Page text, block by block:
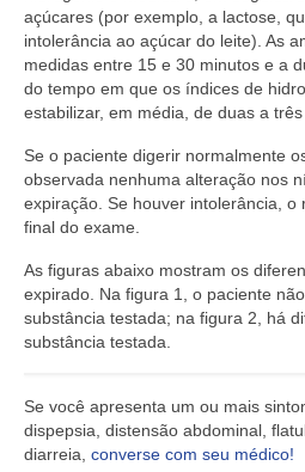
açúcares (por exemplo, a lactose,
intolerância ao açúcar do leite). As
medidas entre 15 e 30 minutos e a
do tempo em que os índices de
estabilizar, em média, de duas a
Se o paciente digerir normalmente
observada nenhuma alteração nos
expiração. Se houver intolerância, o
final do exame.
As figuras abaixo mostram os
expirado. Na figura 1, o paciente
substância testada; na figura 2, há
substância testada.
Se você apresenta um ou mais
dispepsia, distensão abdominal,
diarreia, converse com seu médico!